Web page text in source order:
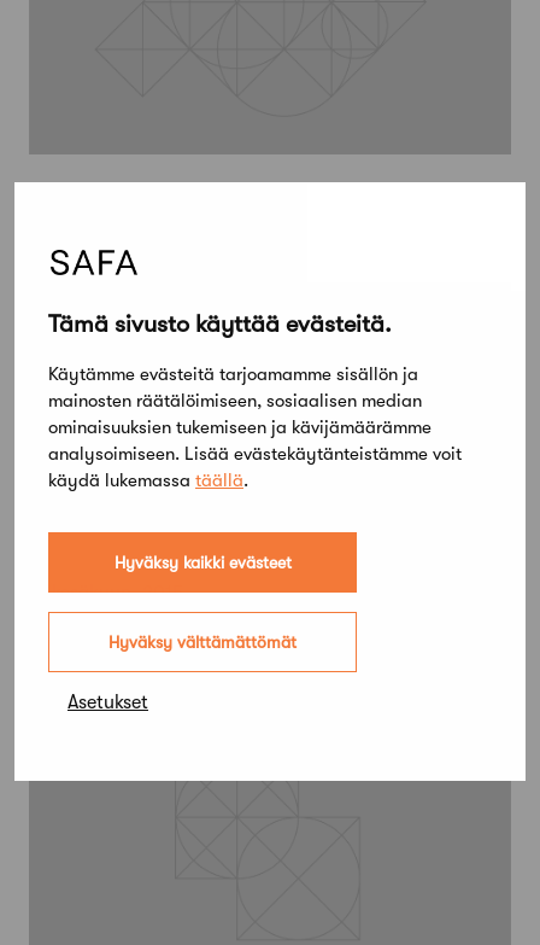
Tämä sivusto käyttää evästeitä.
Käytämme evästeitä tarjoamamme sisällön ja
mainosten räätälöimiseen, sosiaalisen median
ominaisuuksien tukemiseen ja kävijämäärämme
analysoimiseen. Lisää evästekäytänteistämme voit
käydä lukemassa täällä.
Hyväksy kaikki evästeet
Hyväksy välttämättömät
Asetukset
16 kesäkuun, 2015
Maximize it! arkkitehtiopiskelijakilpailu
on ratkaistu